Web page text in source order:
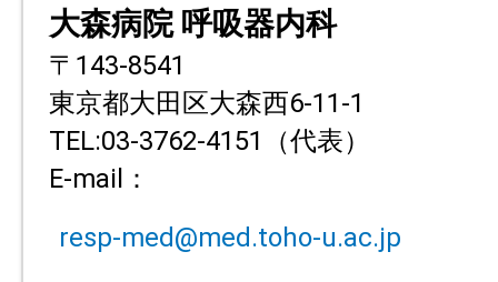
大森病院 呼吸器内科
〒143-8541
東京都大田区大森西6-11-1
TEL:03-3762-4151（代表）
E-mail：
resp-med@med.toho-u.ac.jp